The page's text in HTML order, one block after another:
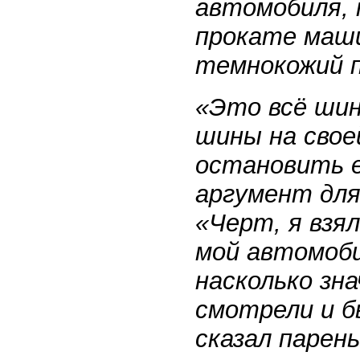
автомобиля,
прокате
темнокожий
«Это всё
шины на
остановить
аргумент
«Черт, я
мой
насколько
смотрели и
сказал